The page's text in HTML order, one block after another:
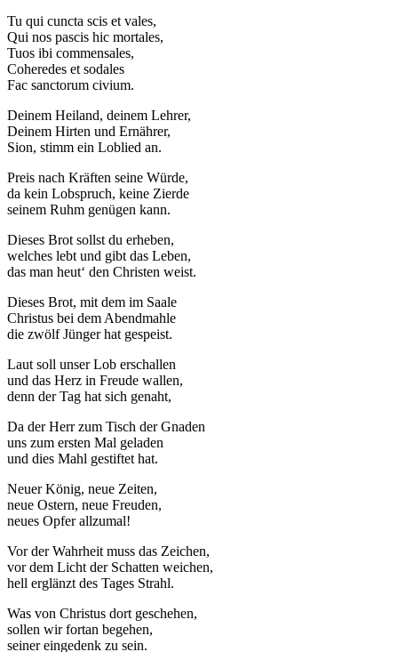
Tu qui cuncta scis et vales,
Qui nos pascis hic mortales,
Tuos ibi commensales,
Coheredes et sodales
Fac sanctorum civium.
Deinem Heiland, deinem Lehrer,
Deinem Hirten und Ernährer,
Sion, stimm ein Loblied an.
Preis nach Kräften seine Würde,
da kein Lobspruch, keine Zierde
seinem Ruhm genügen kann.
Dieses Brot sollst du erheben,
welches lebt und gibt das Leben,
das man heut‘ den Christen weist.
Dieses Brot, mit dem im Saale
Christus bei dem Abendmahle
die zwölf Jünger hat gespeist.
Laut soll unser Lob erschallen
und das Herz in Freude wallen,
denn der Tag hat sich genaht,
Da der Herr zum Tisch der Gnaden
uns zum ersten Mal geladen
und dies Mahl gestiftet hat.
Neuer König, neue Zeiten,
neue Ostern, neue Freuden,
neues Opfer allzumal!
Vor der Wahrheit muss das Zeichen,
vor dem Licht der Schatten weichen,
hell erglänzt des Tages Strahl.
Was von Christus dort geschehen,
sollen wir fortan begehen,
seiner eingedenk zu sein.